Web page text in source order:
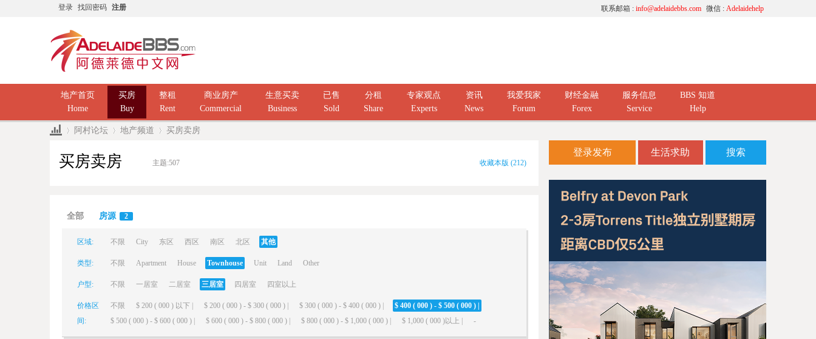
登录 找回密码 注册 微信 : Adelaidehelp
联系邮箱 : info@adelaidebbs.com
地产首页
Home
买房
Buy
整租
Rent
商业房产
Commercial
生意买卖
Business
已售
Sold
分租
Share
专家观点
Experts
资讯
News
我爱我家
Forum
财经金融
Forex
服务信息
Service
BBS 知道
Help
阿村论坛 地产频道 买房卖房
买房卖房 主题:507 收藏本版 (212)
全部 房源 2
区域: 不限 City 东区 西区 南区 北区 其他
类型: 不限 Apartment House Townhouse Unit Land Other
户型: 不限 一居室 二居室 三居室 四居室 四室以上
价格区
间:
不限 $ 200 ( 000 ) 以下 | $ 200 ( 000 ) - $ 300 ( 000 ) | $ 300 ( 000 ) - $ 400 ( 000 ) |
$ 400 ( 000 ) - $ 500 ( 000 ) |
$ 500 ( 000 ) - $ 600 ( 000 ) |
$ 600 ( 000 ) - $ 800 ( 000 ) | $ 800 ( 000 ) - $ 1,000 ( 000 ) | $ 1,000 ( 000 )以上 | -
登录发布 生活求助 搜索